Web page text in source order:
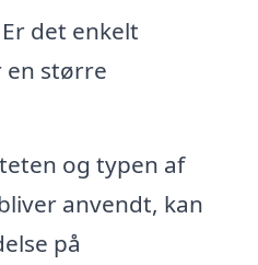
det enkelt
en større
og typen af
anvendt, kan
på